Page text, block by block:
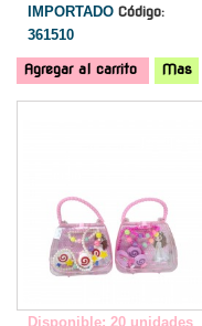
IMPORTADO Código:
361510
Agregar al carrito Mas
Disponible: 20 unidades